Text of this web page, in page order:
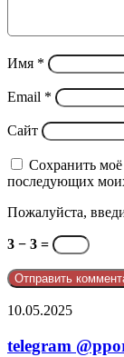
Имя *
Email *
Сайт
Сохранить моё
последующих
Пожалуйста,
3 − 3 =
telegram
отзывы
10.05.2025
telegram